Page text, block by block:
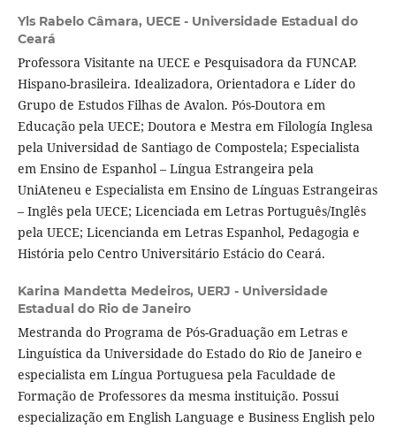
Yls Rabelo Câmara, UECE - Universidade Estadual do
Ceará
Professora Visitante na UECE e Pesquisadora da FUNCAP.
Hispano-brasileira. Idealizadora, Orientadora e Líder do
Grupo de Estudos Filhas de Avalon. Pós-Doutora em
Educação pela UECE; Doutora e Mestra em Filología Inglesa
pela Universidad de Santiago de Compostela; Especialista
em Ensino de Espanhol – Língua Estrangeira pela
UniAteneu e Especialista em Ensino de Línguas Estrangeiras
– Inglês pela UECE; Licenciada em Letras Português/Inglês
pela UECE; Licencianda em Letras Espanhol, Pedagogia e
História pelo Centro Universitário Estácio do Ceará.
Karina Mandetta Medeiros, UERJ - Universidade
Estadual do Rio de Janeiro
Mestranda do Programa de Pós-Graduação em Letras e
Linguística da Universidade do Estado do Rio de Janeiro e
especialista em Língua Portuguesa pela Faculdade de
Formação de Professores da mesma instituição. Possui
especialização em English Language e Business English pelo